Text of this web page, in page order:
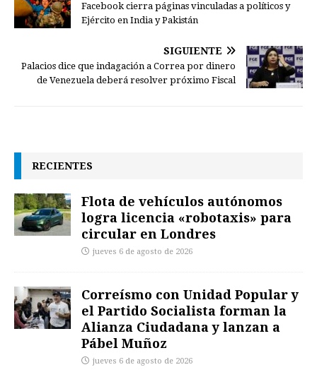
Facebook cierra páginas vinculadas a políticos y
Ejército en India y Pakistán
SIGUIENTE
Palacios dice que indagación a Correa por dinero
de Venezuela deberá resolver próximo Fiscal
RECIENTES
Flota de vehículos autónomos
logra licencia «robotaxis» para
circular en Londres
jueves 6 de agosto de 2026
Correísmo con Unidad Popular y
el Partido Socialista forman la
Alianza Ciudadana y lanzan a
Pábel Muñoz
jueves 6 de agosto de 2026